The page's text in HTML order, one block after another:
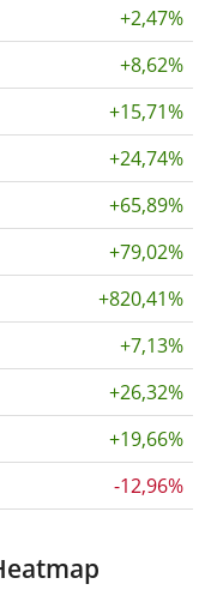
+2,47%
+8,62%
+15,71%
+24,74%
+65,89%
+79,02%
+820,41%
+7,13%
+26,32%
+19,66%
-12,96%